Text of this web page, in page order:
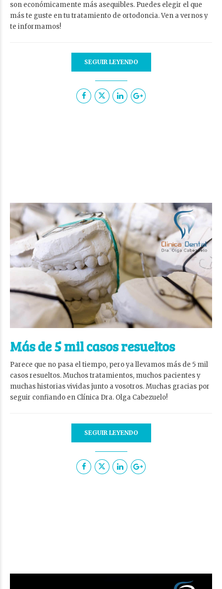
son económicamente más asequibles. Puedes elegir el que
más te guste en tu tratamiento de ortodoncia. Ven a vernos y
te informamos!
SEGUIR LEYENDO
Más de 5 mil casos resueltos
Parece que no pasa el tiempo, pero ya llevamos más de 5 mil
casos resueltos. Muchos tratamientos, muchos pacientes y
muchas historias vividas junto a vosotros. Muchas gracias por
seguir confiando en Clínica Dra. Olga Cabezuelo!
SEGUIR LEYENDO